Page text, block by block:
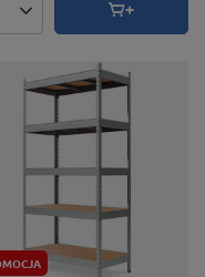
produktów